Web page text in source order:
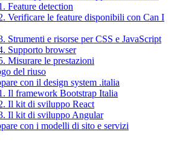
Feature detection
Verificare le feature disponibili con Can I
Strumenti e risorse per CSS e JavaScript
Supporto browser
Misurare le prestazioni
del riuso
con il design system .italia
Il framework Bootstrap Italia
Il kit di sviluppo React
Il kit di sviluppo Angular
con i modelli di sito e servizi